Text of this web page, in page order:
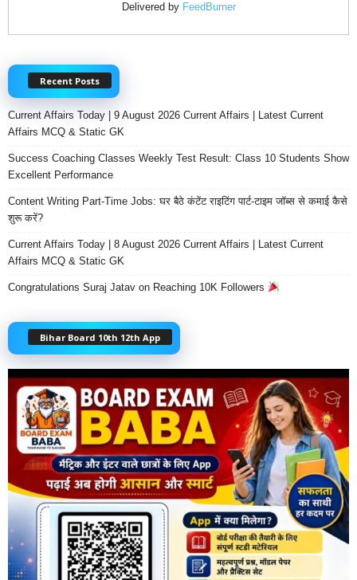
Delivered by FeedBurner
Recent Posts
Current Affairs Today | 9 August 2026 Current Affairs | Latest Current
Affairs MCQ & Static GK
Success Coaching Classes Weekly Test Result: Class 10 Students Show
Excellent Performance
Content Writing Part-Time Jobs: घर बैठे कंटेंट राइटिंग पार्ट-टाइम जॉब्स से कमाई कैसे
शुरू करें?
Current Affairs Today | 8 August 2026 Current Affairs | Latest Current
Affairs MCQ & Static GK
Congratulations Suraj Jatav on Reaching 10K Followers
Bihar Board 10th 12th App